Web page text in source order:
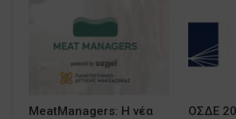
MeatManagers: Η νέα
ΟΣΔΕ